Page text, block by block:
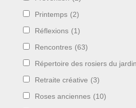
Printemps (2)
Réflexions (1)
Rencontres (63)
Répertoire des rosiers du jardin
Retraite créative (3)
Roses anciennes (10)